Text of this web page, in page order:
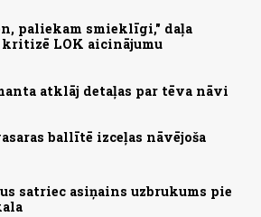
paliekam smieklīgi," daļa
kritizē LOK aicinājumu
atklāj detaļas par tēva nāvi
ballītē izceļas nāvējoša
satriec asiņains uzbrukums pie